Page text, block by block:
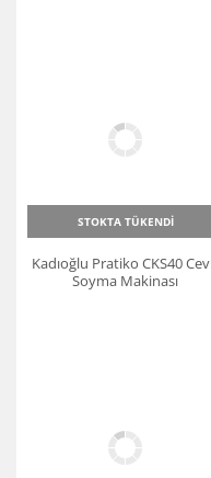
STOKTA TÜKENDİ
Kadıoğlu Pratiko CKS40
Soyma Makinası